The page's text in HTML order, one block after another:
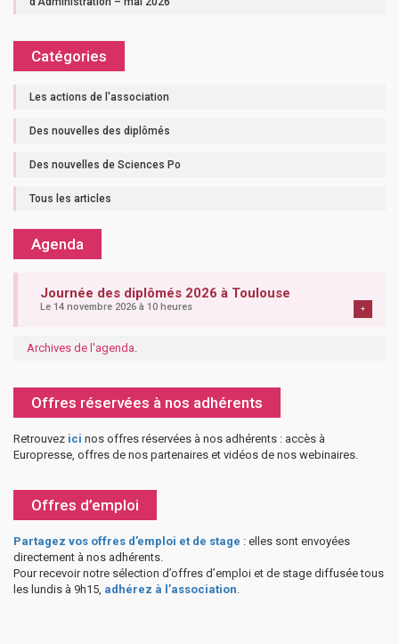
Catégories
Les actions de l'association
Des nouvelles des diplômés
Des nouvelles de Sciences Po
Tous les articles
Agenda
Journée des diplômés 2026 à Toulouse
Le 14 novembre 2026 à 10 heures +
Archives de l'agenda.
Offres réservées à nos adhérents
Retrouvez ici nos offres réservées à nos adhérents : accès à
Europresse, offres de nos partenaires et vidéos de nos webinaires.
Offres d’emploi
Partagez vos offres d’emploi et de stage : elles sont envoyées
directement à nos adhérents.
Pour recevoir notre sélection d’offres d’emploi et de stage diffusée tous
les lundis à 9h15, adhérez à l’association.